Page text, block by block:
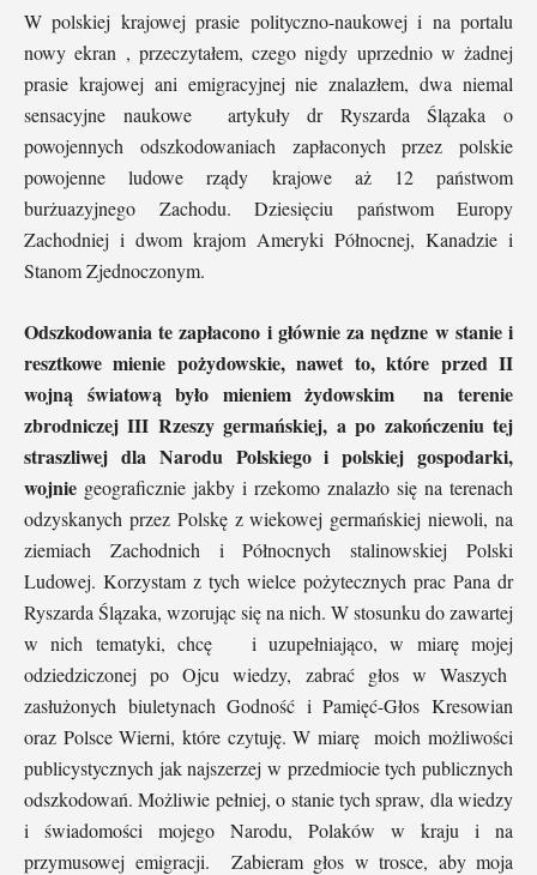
W polskiej krajowej prasie polityczno-naukowej i na portalu
nowy ekran , przeczytałem, czego nigdy uprzednio w żadnej
prasie krajowej ani emigracyjnej nie znalazłem, dwa niemal
sensacyjne naukowe artykuły dr Ryszarda Ślązaka o
powojennych odszkodowaniach zapłaconych przez polskie
powojenne ludowe rządy krajowe aż 12 państwom
burżuazyjnego Zachodu. Dziesięciu państwom Europy
Zachodniej i dwom krajom Ameryki Północnej, Kanadzie i
Stanom Zjednoczonym.
Odszkodowania te zapłacono i głównie za nędzne w stanie i
resztkowe mienie pożydowskie, nawet to, które przed II
wojną światową było mieniem żydowskim na terenie
zbrodniczej III Rzeszy germańskiej, a po zakończeniu tej
straszliwej dla Narodu Polskiego i polskiej gospodarki,
wojnie geograficznie jakby i rzekomo znalazło się na terenach
odzyskanych przez Polskę z wiekowej germańskiej niewoli, na
ziemiach Zachodnich i Północnych stalinowskiej Polski
Ludowej. Korzystam z tych wielce pożytecznych prac Pana dr
Ryszarda Ślązaka, wzorując się na nich. W stosunku do zawartej
w nich tematyki, chcę i uzupełniająco, w miarę mojej
odziedziczonej po Ojcu wiedzy, zabrać głos w Waszych
zasłużonych biuletynach Godność i Pamięć-Głos Kresowian
oraz Polsce Wierni, które czytuję. W miarę moich możliwości
publicystycznych jak najszerzej w przedmiocie tych publicznych
odszkodowań. Możliwie pełniej, o stanie tych spraw, dla wiedzy
i świadomości mojego Narodu, Polaków w kraju i na
przymusowej emigracji. Zabieram głos w trosce, aby moja